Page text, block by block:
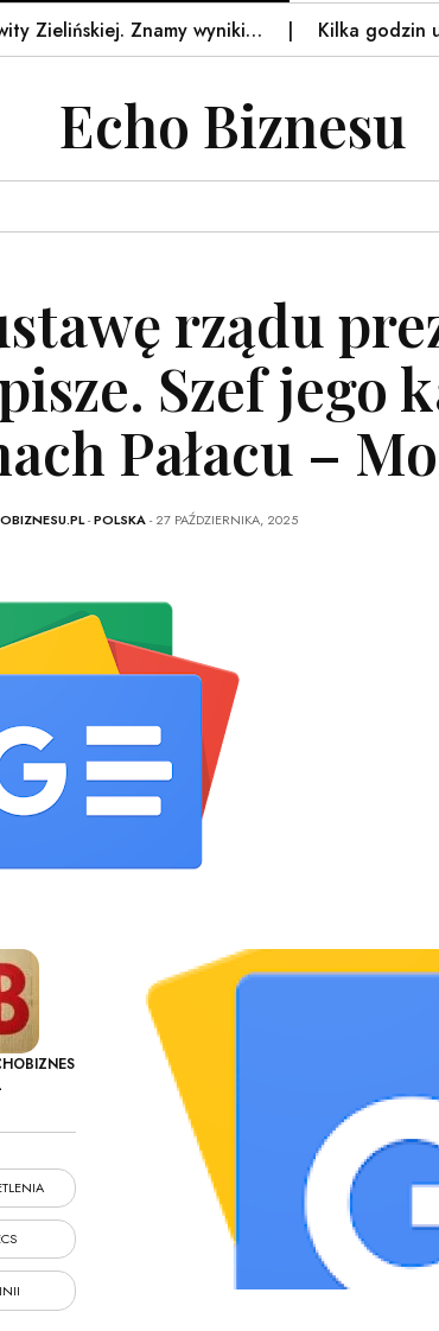
Znamy wyniki… Kilka godzin
Echo Biznesu
rządu
Szef jego
Pałacu –
-POLSKA - 27 PAŹDZIERNIKA, 2025